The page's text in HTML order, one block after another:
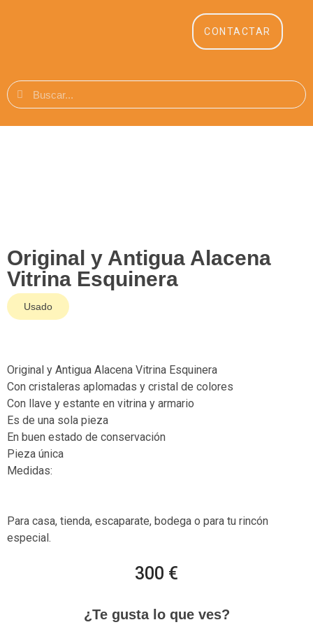
CONTACTAR
Original y Antigua Alacena
Vitrina Esquinera
Usado
Original y Antigua Alacena Vitrina Esquinera
Con cristaleras aplomadas y cristal de colores
Con llave y estante en vitrina y armario
Es de una sola pieza
En buen estado de conservación
Pieza única
Medidas:
Para casa, tienda, escaparate, bodega o para tu rincón
especial.
300 €
¿Te gusta lo que ves?